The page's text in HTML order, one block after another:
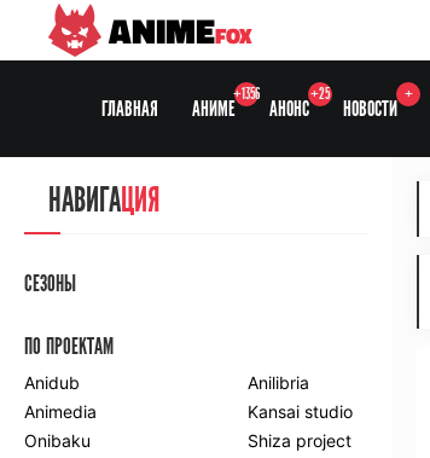
ANIMEFOX
ГЛАВНАЯ АНИМЕ
+1356
АНОНС
+25
НОВОСТИ
+
НАВИГАЦИЯ
СЕЗОНЫ
ПО ПРОЕКТАМ
Anidub
Anilibria
Animedia
Kansai studio
Onibaku
Shiza project